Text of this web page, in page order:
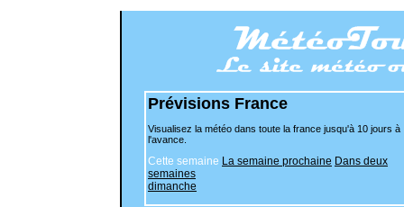
Prévisions France
Visualisez la météo dans toute la france jusqu'à 10 jours à
l'avance.
Cette semaine La semaine prochaine Dans deux
semaines
dimanche